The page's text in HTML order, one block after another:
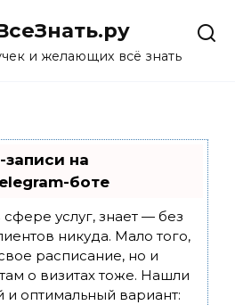
и желающих всё знать
на
боте
сфере услуг, знает — без
никуда. Мало того,
расписание, но и
о визитах тоже. Нашли
оптимальный вариант: